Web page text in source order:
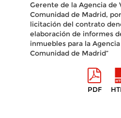
Gerente de la Agencia de
Comunidad de Madrid,
licitación del contrato
elaboración de informes
inmuebles para la
Comunidad de Madrid”
PDF